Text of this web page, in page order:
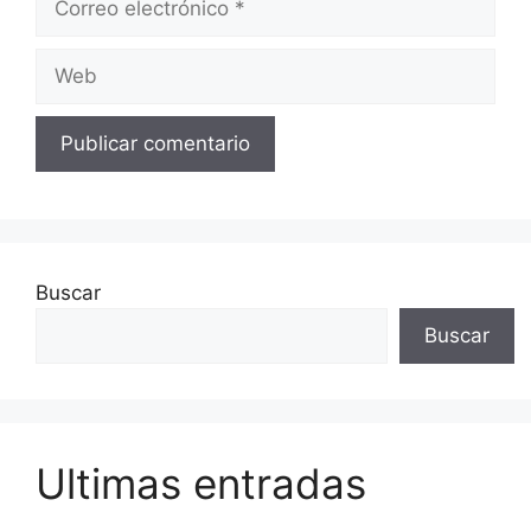
electrónico
Buscar
Buscar
Ultimas entradas